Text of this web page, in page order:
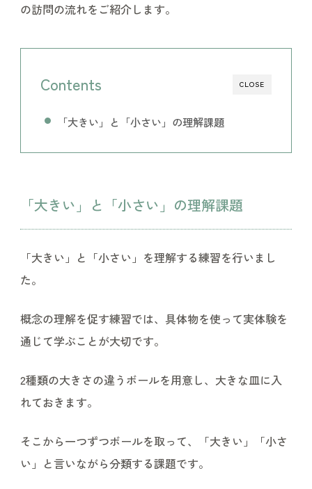
の訪問の流れをご紹介します。
CLOSE
Contents
「大きい」と「小さい」の理解課題
「大きい」と「小さい」の理解課題
「大きい」と「小さい」を理解する練習を行いまし
た。
概念の理解を促す練習では、具体物を使って実体験を
通じて学ぶことが大切です。
2種類の大きさの違うボールを用意し、大きな皿に入
れておきます。
そこから一つずつボールを取って、「大きい」「小さ
い」と言いながら分類する課題です。